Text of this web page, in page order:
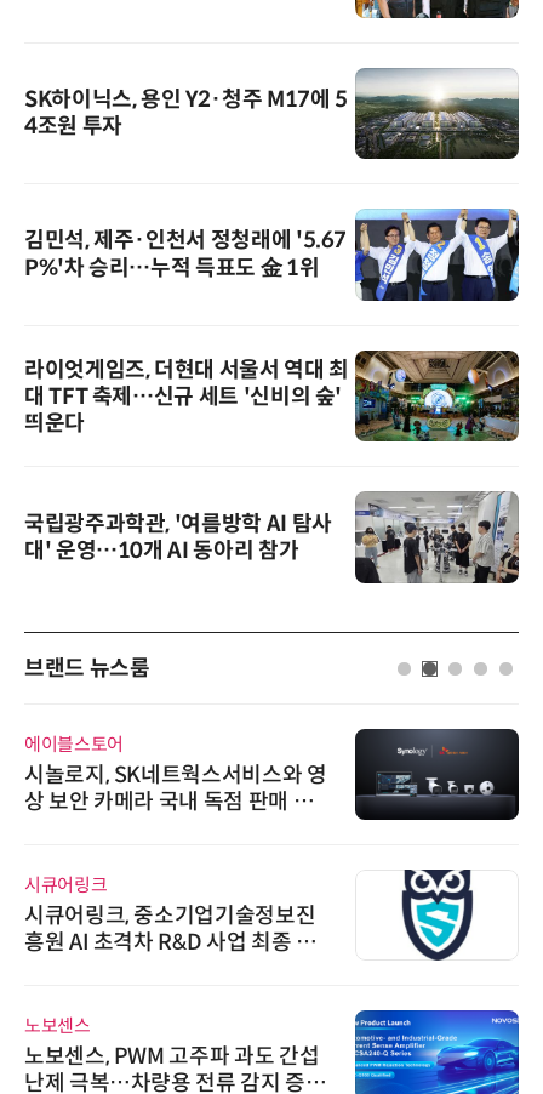
SK하이닉스, 용인 Y2·청주 M17에 5
4조원 투자
김민석, 제주·인천서 정청래에 '5.67
P%'차 승리…누적 득표도 金 1위
라이엇게임즈, 더현대 서울서 역대 최
대 TFT 축제…신규 세트 '신비의 숲'
띄운다
국립광주과학관, '여름방학 AI 탐사
대' 운영…10개 AI 동아리 참가
브랜드 뉴스룸
에이블스토어
시놀로지, SK네트웍스서비스와 영
상 보안 카메라 국내 독점 판매 파
시큐어링크
시큐어링크, 중소기업기술정보진
흥원 AI 초격차 R&D 사업 최종 선
노보센스
노보센스, PWM 고주파 과도 간섭
난제 극복…차량용 전류 감지 증폭